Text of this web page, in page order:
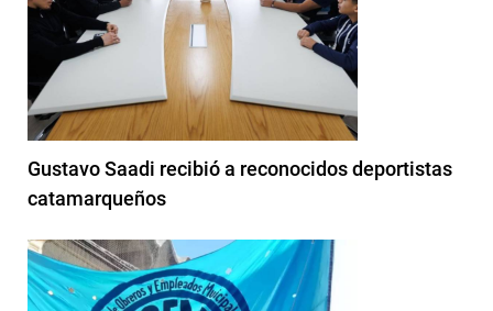
Gustavo Saadi recibió a reconocidos deportistas
catamarqueños